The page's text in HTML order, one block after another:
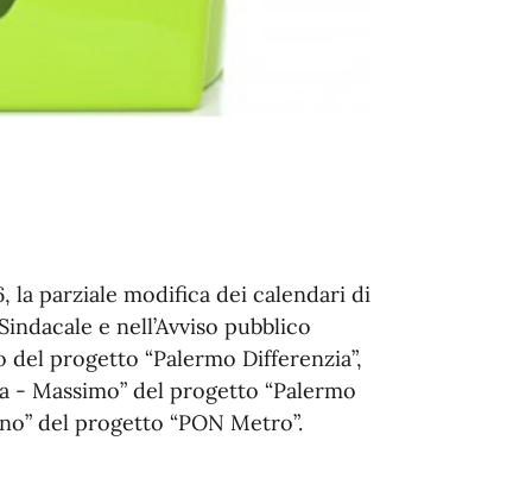
la parziale modifica dei calendari di
e nell’Avviso pubblico
progetto “Palermo Differenzia”,
- Massimo” del progetto “Palermo
del progetto “PON Metro”.